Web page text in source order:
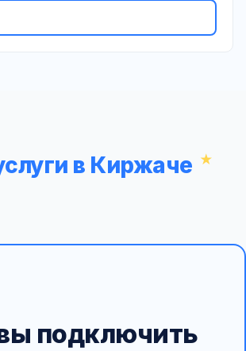
в Киржаче
подключить